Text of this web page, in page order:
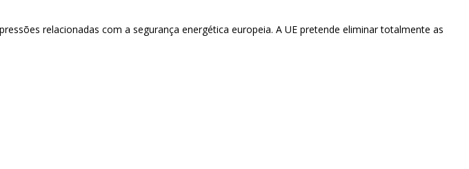
relacionadas com a segurança energética europeia. A UE pretende eliminar totalmente as